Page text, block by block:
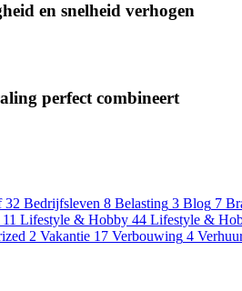
en snelheid verhogen
perfect combineert
32 Bedrijfsleven 8 Belasting 3 Blog 7
11 Lifestyle & Hobby 44 Lifestyle &
2 Vakantie 17 Verbouwing 4